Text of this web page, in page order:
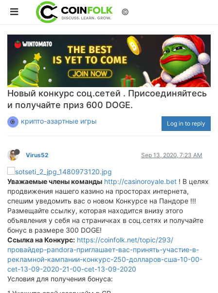
©
Новый конкурс соц.сетей . Присоединяйтесь
и получайте приз 600 DOGE.
крипто-азартные игры Log in to reply
Virus52 Sep 13, 2020, 7:23 AM
Уважаемые члены команды http://casinoroyale.bet ! В целях
продвижения нашего казино на просторах интернета,
спешим уведомить вас о новом Конкурсе на Пандоре !!!
Размещайте ссылку, которая находится внизу этого
объявления у себя на страничках в соц.сетях и получайте
бонус в размере 300 DOGE!
Ссылка на Конкурс: https://coinfolk.net/topic/293/
провайдер-pandora-приглашает-вас-принять-участие-в-
рекламной-кампании-конкурс-250-долларов-сша-10-00-
cet-13-09-2020-21-00-cet-13-09-2020
Условия для получения бонуса: